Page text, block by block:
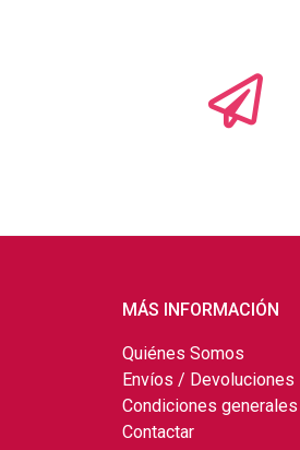
MÁS INFORMACIÓN
Quiénes Somos
Envíos / Devoluciones
Condiciones generales
Contactar